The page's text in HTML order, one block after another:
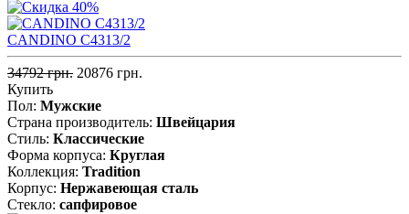
CANDINO C4313/2
34792 грн. 20876 грн.
Купить
Пол: Мужские
Страна производитель: Швейцария
Стиль: Классические
Форма корпуса: Круглая
Коллекция: Tradition
Корпус: Нержавеющая cталь
Стекло: сапфировое